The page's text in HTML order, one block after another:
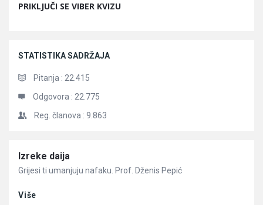
PRIKLJUČI SE VIBER KVIZU
STATISTIKA SADRŽAJA
Pitanja : 22.415
Odgovora : 22.775
Reg. članova : 9.863
Članci
Izreke daija
Grijesi ti umanjuju nafaku. Prof. Dženis Pepić
Više